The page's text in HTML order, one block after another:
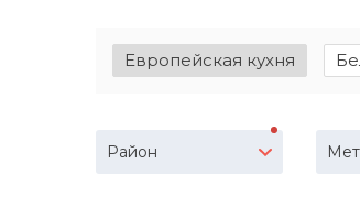
Европейская кухня
Район